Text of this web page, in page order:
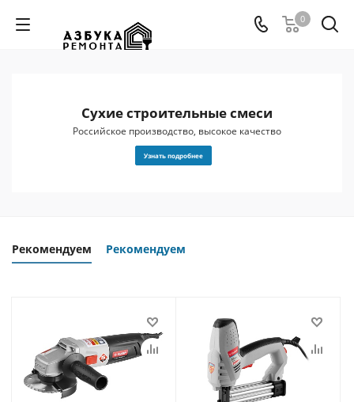
0
Сухие строительные смеси
Российское производство, высокое качество
Узнать подробнее
Рекомендуем Рекомендуем